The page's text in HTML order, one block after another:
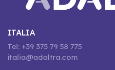
ITALIA
Tel: +39 375 79 58 775
italia@adaltra.com